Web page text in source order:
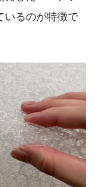
いるのが特徴で